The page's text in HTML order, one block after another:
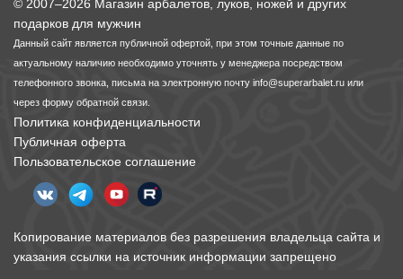
© 2007–2026 Магазин арбалетов, луков, ножей и других
подарков для мужчин
Данный сайт является публичной офертой, при этом точные данные по
актуальному наличию необходимо уточнять у менеджера посредством
телефонного звонка, письма на электронную почту info@superarbalet.ru или
через форму обратной связи.
Политика конфиденциальности
Публичная оферта
Пользовательское соглашение
Копирование материалов без разрешения владельца сайта и
указания ссылки на источник информации запрещено
Кликеры для лука
Киссеры для лука